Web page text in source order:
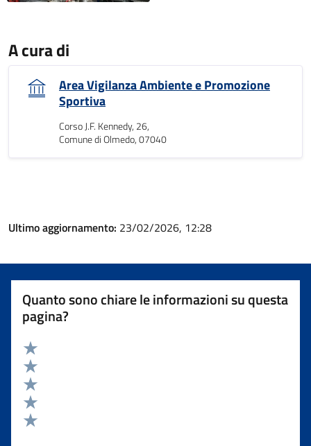
A cura di
Area Vigilanza Ambiente e Promozione
Sportiva
Corso J.F. Kennedy, 26,
Comune di Olmedo, 07040
Ultimo aggiornamento: 23/02/2026, 12:28
Quanto sono chiare le informazioni su questa
pagina?
Valuta 5 stelle su 5
Valuta 4 stelle su 5
Valuta 3 stelle su 5
Valuta 2 stelle su 5